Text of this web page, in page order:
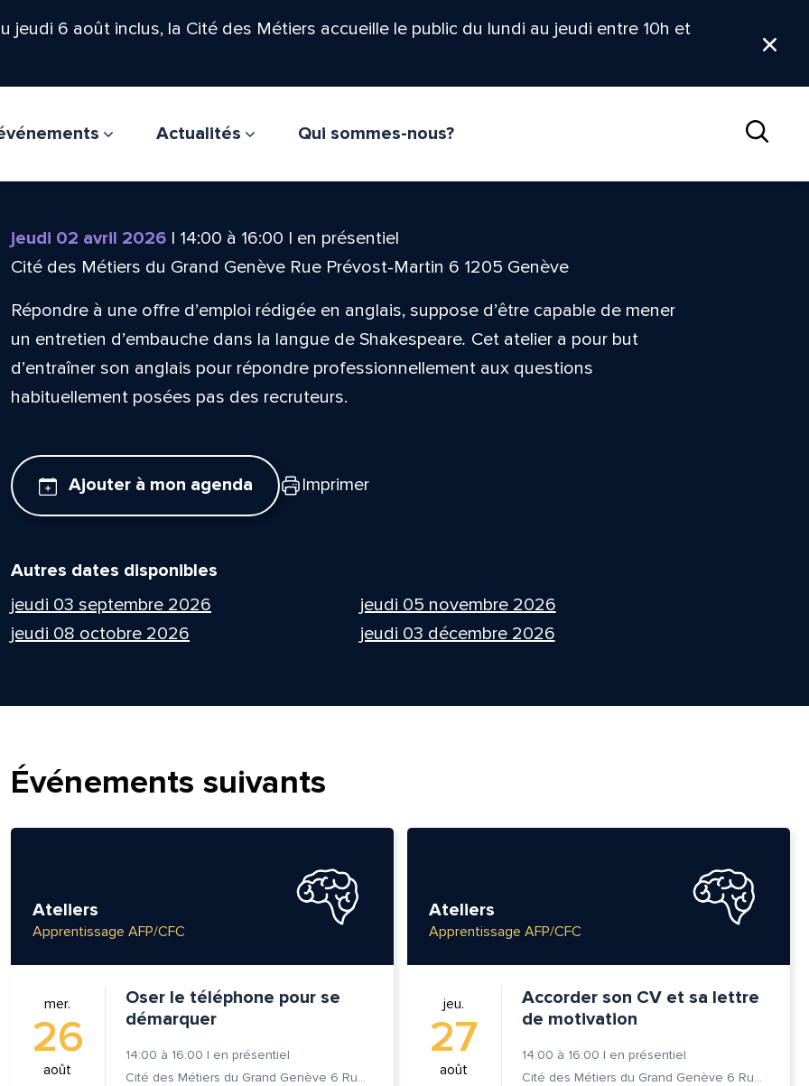
6 août inclus, la Cité des Métiers accueille le public du lundi au jeudi entre 10h et
Actualités
Qui sommes-nous?
jeudi 02 avril 2026| 14:00 à 16:00 | en présentiel
Cité des Métiers du Grand Genève Rue Prévost-Martin 6 1205 Genève
Répondre à une offre d’emploi rédigée en anglais, suppose d’être capable de mener
un entretien d’embauche dans la langue de Shakespeare. Cet atelier a pour but
d’entraîner son anglais pour répondre professionnellement aux questions
habituellement posées pas des recruteurs.
Ajouter à mon agenda Imprimer
Autres dates disponibles
jeudi 03 septembre 2026
jeudi 08 octobre 2026
jeudi 05 novembre 2026
jeudi 03 décembre 2026
Événements suivants
Ateliers
Apprentissage AFP/CFC
mer.
26
août
Oser le téléphone pour se
démarquer
14:00 à 16:00 | en présentiel
Cité des Métiers du Grand Genève 6 Rue Prévost-Martin 1205 Genève
Ateliers
Apprentissage AFP/CFC
jeu.
27
août
Accorder son CV et sa lettre
de motivation
14:00 à 16:00 | en présentiel
Cité des Métiers du Grand Genève 6 Rue Prévost-Martin 1205 Genève